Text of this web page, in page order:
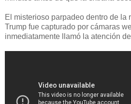
El misterioso parpadeo dentro de la
Trump fue capturado por cámaras
inmediatamente llamó la atención